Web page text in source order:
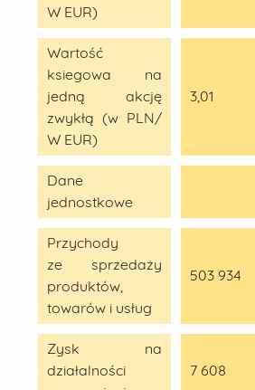
W EUR)
Wartość
ksiegowa na
jedną akcję
zwykłą (w PLN/
W EUR)
3,01
Dane
jednostkowe
Przychody
ze sprzedaży
produktów,
towarów i usług
503 934
Zysk na
działalności
7 608